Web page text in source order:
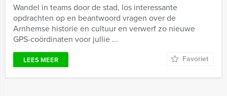
Wandel in teams door de stad, los interessante
opdrachten op en beantwoord vragen over de
Arnhemse historie en cultuur en verwerf zo nieuwe
GPS-coördinaten voor jullie ...
LEES MEER Favoriet